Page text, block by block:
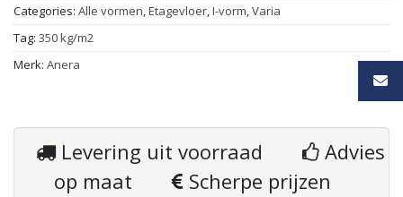
Categories: Alle vormen Etagevloer I-vorm Varia
Tag: 350 kg/m2
Merk: Anera
Levering uit voorraad
Advies
op maat
Scherpe prijzen